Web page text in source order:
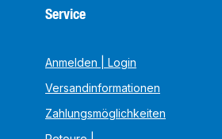
Service
Anmelden | Login
Versandinformationen
Zahlungsmöglichkeiten